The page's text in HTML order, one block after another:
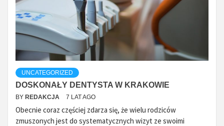
UNCATEGORIZED
DOSKONAŁY DENTYSTA W KRAKOWIE
BY REDAKCJA 7 LAT AGO
Obecnie coraz częściej zdarza się, że wielu rodziców
zmuszonych jest do systematycznych wizyt ze swoimi